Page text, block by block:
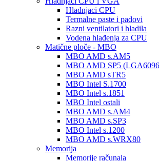
Hladnjaci CPU
Termalne paste i padovi
Razni ventilatori i hladila
Vodena hlađenja za CPU
Matične ploče - MBO
MBO AMD s.AM5
MBO AMD SP5
MBO AMD sTR5
MBO Intel S.1700
MBO Intel s.1851
MBO Intel ostali
MBO AMD s.AM4
MBO AMD s.SP3
MBO Intel s.1200
MBO AMD s.WRX80
Memorija
Memorije računala